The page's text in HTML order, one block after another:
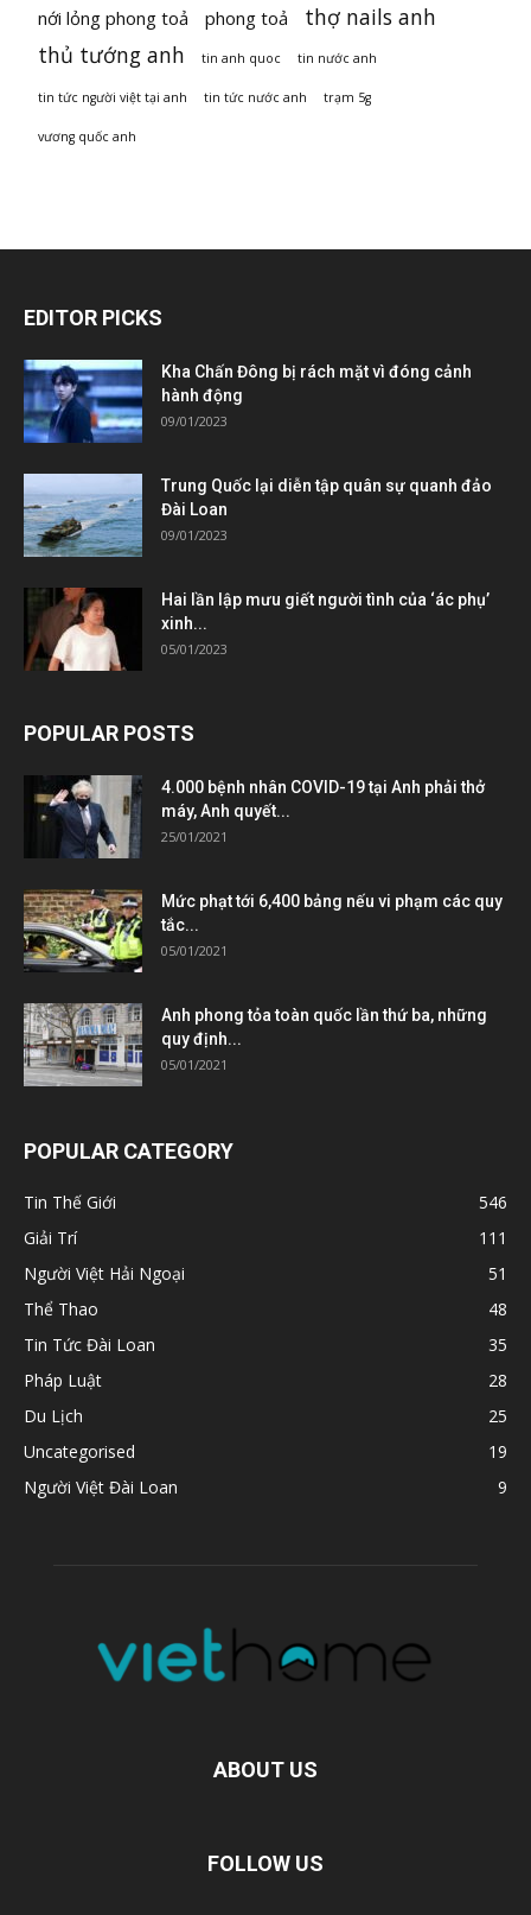
nới lỏng phong toả phong toả
thợ nails anh
thủ tướng anh
tin anh quoc tin nước anh
tin tức người việt tại anh tin tức nước anh trạm 5g
vương quốc anh
EDITOR PICKS
Kha Chấn Đông bị rách mặt vì đóng cảnh
hành động
09/01/2023
Trung Quốc lại diễn tập quân sự quanh đảo
Đài Loan
09/01/2023
Hai lần lập mưu giết người tình của ‘ác phụ’
xinh...
05/01/2023
POPULAR POSTS
4.000 bệnh nhân COVID-19 tại Anh phải thở
máy, Anh quyết...
25/01/2021
Mức phạt tới 6,400 bảng nếu vi phạm các quy
tắc...
05/01/2021
Anh phong tỏa toàn quốc lần thứ ba, những
quy định...
05/01/2021
POPULAR CATEGORY
Tin Thế Giới
546
Giải Trí
111
Người Việt Hải Ngoại
51
Thể Thao
48
Tin Tức Đài Loan
35
Pháp Luật
28
Du Lịch
25
Uncategorised
19
Người Việt Đài Loan
9
ABOUT US
FOLLOW US